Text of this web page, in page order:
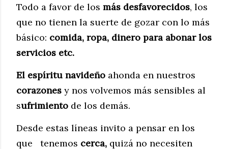
Todo a favor de los más desfavorecidos, los
que no tienen la suerte de gozar con lo más
básico: comida, ropa, dinero para abonar los
servicios etc.
El espíritu navideño ahonda en nuestros
corazones y nos volvemos más sensibles al
sufrimiento de los demás.
Desde estas líneas invito a pensar en los
que tenemos cerca, quizá no necesiten